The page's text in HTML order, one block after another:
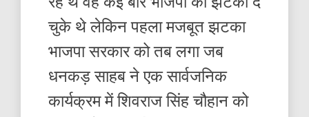
चुके थे लेकिन पहला मजबूत झटका
भाजपा सरकार को तब लगा जब
धनकड़ साहब ने एक सार्वजनिक
कार्यक्रम में शिवराज सिंह चौहान को